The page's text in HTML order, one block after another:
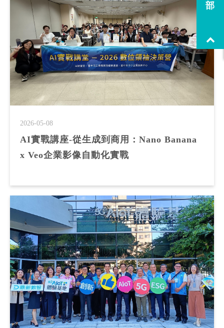
部
2026-05-08
AI實戰講座-從生成到商用：Nano Banana
x Veo企業影像自動化實戰